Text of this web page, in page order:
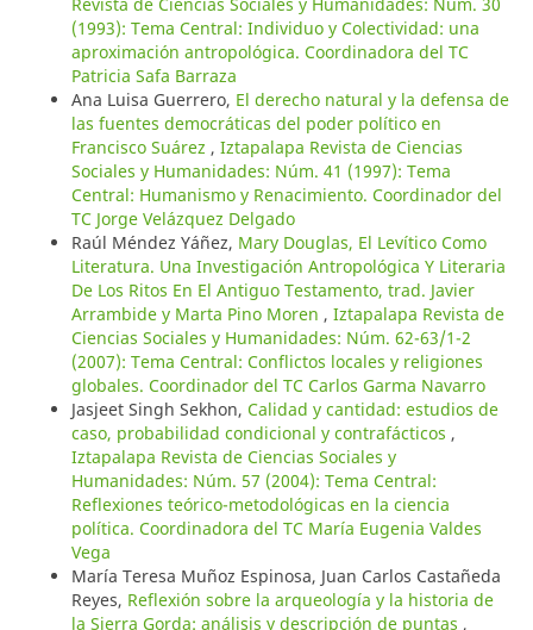
(1993): Tema Central: Individuo y Colectividad: una
aproximación antropológica. Coordinadora del TC
Patricia Safa Barraza
Ana Luisa Guerrero, El derecho natural y la defensa de
las fuentes democráticas del poder político en
Francisco Suárez , Iztapalapa Revista de Ciencias
Sociales y Humanidades: Núm. 41 (1997): Tema
Central: Humanismo y Renacimiento. Coordinador del
TC Jorge Velázquez Delgado
Raúl Méndez Yáñez, Mary Douglas, El Levítico Como
Literatura. Una Investigación Antropológica Y Literaria
De Los Ritos En El Antiguo Testamento, trad. Javier
Arrambide y Marta Pino Moren , Iztapalapa Revista de
Ciencias Sociales y Humanidades: Núm. 62-63/1-2
(2007): Tema Central: Conflictos locales y religiones
globales. Coordinador del TC Carlos Garma Navarro
Jasjeet Singh Sekhon, Calidad y cantidad: estudios de
caso, probabilidad condicional y contrafácticos ,
Iztapalapa Revista de Ciencias Sociales y
Humanidades: Núm. 57 (2004): Tema Central:
Reflexiones teórico-metodológicas en la ciencia
política. Coordinadora del TC María Eugenia Valdes
Vega
María Teresa Muñoz Espinosa, Juan Carlos Castañeda
Reyes, Reflexión sobre la arqueología y la historia de
la Sierra Gorda: análisis y descripción de puntas ,